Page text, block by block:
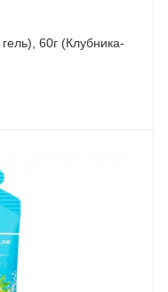
60г (Клубника-